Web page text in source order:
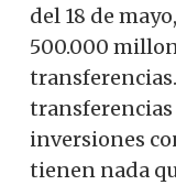
del 18 de
500.000
inversiones
tienen nada